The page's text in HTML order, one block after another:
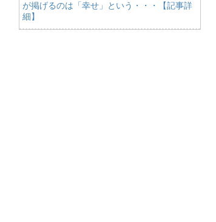
が掲げるのは「幸せ」という・・・【記事詳
細】